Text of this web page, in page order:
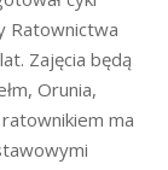
Ratownictwa
Zajęcia będą
Orunia,
ma